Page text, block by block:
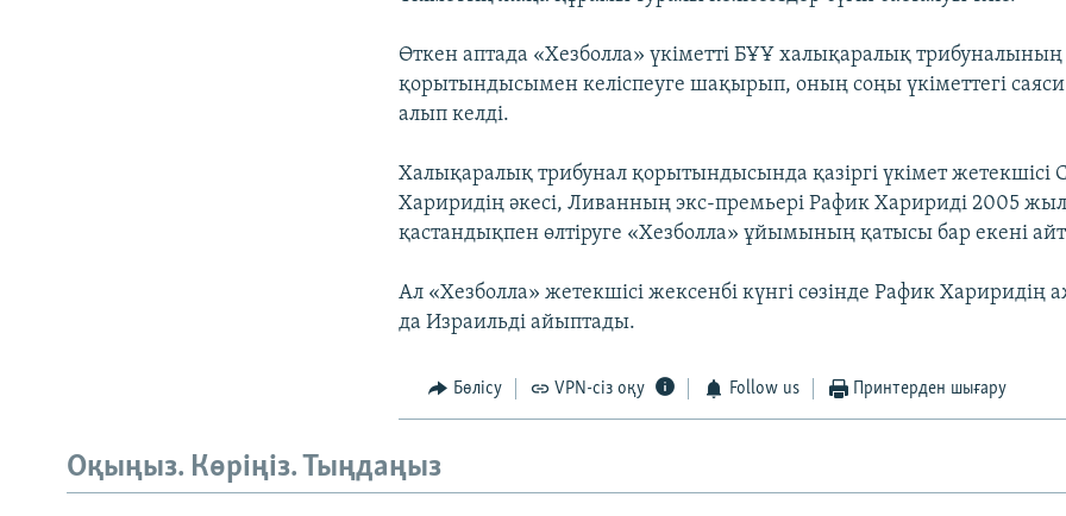
Өткен аптада «Хезболла» үкіметті БҰҰ халықаралық трибуналының
қорытындысымен келіспеуге шақырып, оның соңы үкіметтегі
алып келді.
Халықаралық трибунал қорытындысында қазіргі үкімет жетекшісі
Хариридің әкесі, Ливанның экс-премьері Рафик Харириді 2005
қастандықпен өлтіруге «Хезболла» ұйымының қатысы бар екені
Ал «Хезболла» жетекшісі жексенбі күнгі сөзінде Рафик Хариридің
да Израильді айыптады.
Бөлісу VPN-сіз оқу Follow us Принтерден шығару
Оқыңыз. Көріңіз. Тыңдаңыз